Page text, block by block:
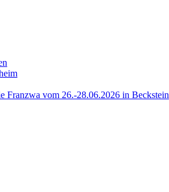
Franzwa vom 26.-28.06.2026 in Beckstein